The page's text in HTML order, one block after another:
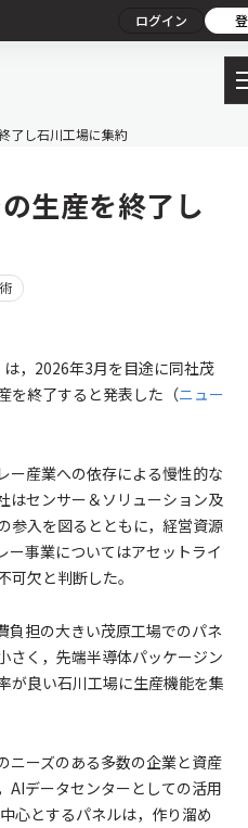
ログイン
了し石川工場に集約
生産を終了し
，2026年3月を目途に同社茂
を終了すると発表した（ニュー
ー産業への依存による慢性的な
はセンサー＆ソリューション及
参入を図るとともに，経営資源
ー事業についてはアセットライ
可欠と判断した。
負担の大きい茂原工場でのパネ
さく，先端半導体パッケージン
が良い石川工場に生産機能を集
ニーズのある多数の企業と資産
AIデータセンターとしての活用
心とするパネルは，作り溜め